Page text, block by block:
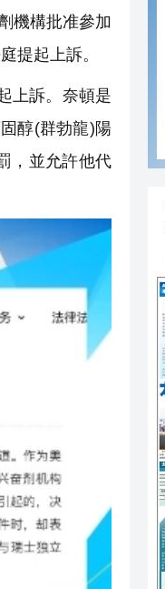
機構批准參加
提起上訴。
上訴。奈頓是
醇(群勃龍)陽
，並允許他代